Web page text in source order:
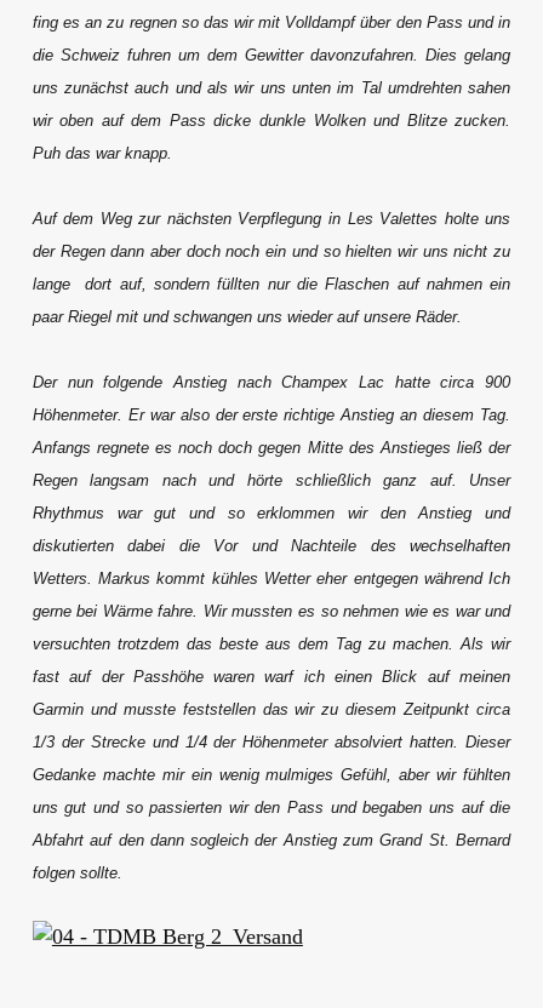
fing es an zu regnen so das wir mit Volldampf über den Pass und in
die Schweiz fuhren um dem Gewitter davonzufahren. Dies gelang
uns zunächst auch und als wir uns unten im Tal umdrehten sahen
wir oben auf dem Pass dicke dunkle Wolken und Blitze zucken.
Puh das war knapp.
Auf dem Weg zur nächsten Verpflegung in Les Valettes holte uns
der Regen dann aber doch noch ein und so hielten wir uns nicht zu
lange dort auf, sondern füllten nur die Flaschen auf nahmen ein
paar Riegel mit und schwangen uns wieder auf unsere Räder.
Der nun folgende Anstieg nach Champex Lac hatte circa 900
Höhenmeter. Er war also der erste richtige Anstieg an diesem Tag.
Anfangs regnete es noch doch gegen Mitte des Anstieges ließ der
Regen langsam nach und hörte schließlich ganz auf. Unser
Rhythmus war gut und so erklommen wir den Anstieg und
diskutierten dabei die Vor und Nachteile des wechselhaften
Wetters. Markus kommt kühles Wetter eher entgegen während Ich
gerne bei Wärme fahre. Wir mussten es so nehmen wie es war und
versuchten trotzdem das beste aus dem Tag zu machen. Als wir
fast auf der Passhöhe waren warf ich einen Blick auf meinen
Garmin und musste feststellen das wir zu diesem Zeitpunkt circa
1/3 der Strecke und 1/4 der Höhenmeter absolviert hatten. Dieser
Gedanke machte mir ein wenig mulmiges Gefühl, aber wir fühlten
uns gut und so passierten wir den Pass und begaben uns auf die
Abfahrt auf den dann sogleich der Anstieg zum Grand St. Bernard
folgen sollte.